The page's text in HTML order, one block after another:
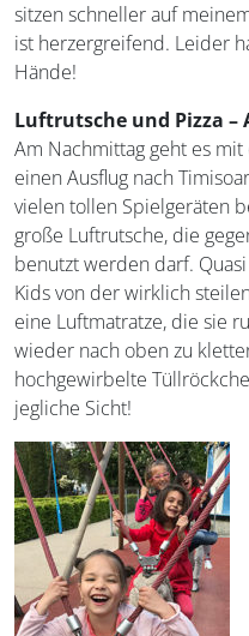
sitzen schneller auf
ist herzergreifend. Leider
Hände!
Luftrutsche und Pizza –
Am Nachmittag geht es
einen Ausflug nach
vielen tollen Spielgeräten
große Luftrutsche, die
benutzt werden darf.
Kids von der wirklich
eine Luftmatratze, die sie
wieder nach oben zu
hochgewirbelte
jegliche Sicht!